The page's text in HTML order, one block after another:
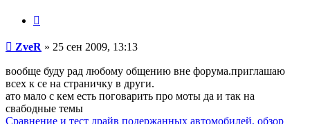
Сообщение
ZveR » 25 сен 2009, 13:13
вообще буду рад любому общению вне форума.приглашаю
всех к се на страничку в други.
ато мало с кем есть поговарить про моты да и так на
свабодные темы
Сравнение и тест драйв подержанных автомобилей, обзор